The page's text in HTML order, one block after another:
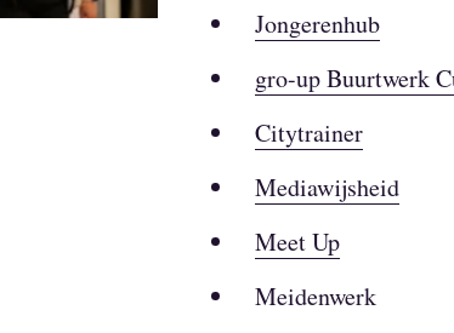
Jongerenhub
gro-up Buurtwerk
Citytrainer
Mediawijsheid
Meet Up
Meidenwerk